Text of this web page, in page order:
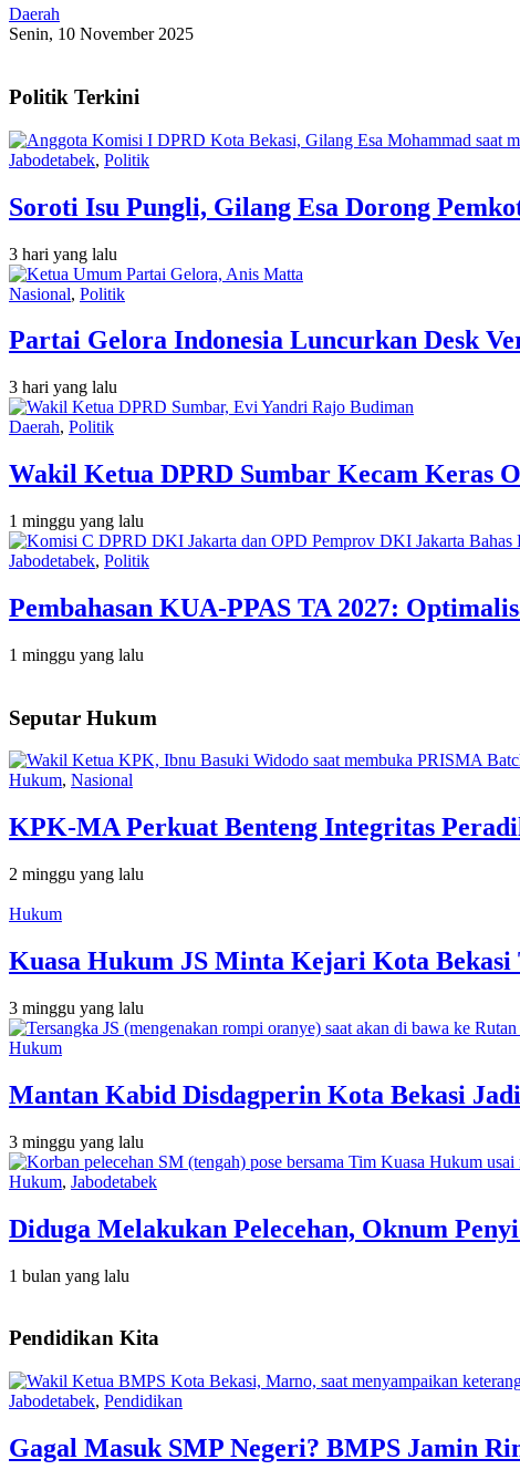
Daerah
Senin, 10 November 2025
Politik Terkini
Jabodetabek, Politik
Soroti Isu Pungli, Gilang Esa Dorong
3 hari yang lalu
Nasional, Politik
Partai Gelora Indonesia Luncurkan Desk
3 hari yang lalu
Daerah, Politik
Wakil Ketua DPRD Sumbar Kecam
1 minggu yang lalu
Jabodetabek, Politik
Pembahasan KUA-PPAS TA 2027:
1 minggu yang lalu
Seputar Hukum
Hukum, Nasional
KPK-MA Perkuat Benteng Integritas
2 minggu yang lalu
Hukum
Kuasa Hukum JS Minta Kejari Kota
3 minggu yang lalu
Hukum
Mantan Kabid Disdagperin Kota Bekasi
3 minggu yang lalu
Hukum, Jabodetabek
Diduga Melakukan Pelecehan, Oknum
1 bulan yang lalu
Pendidikan Kita
Jabodetabek, Pendidikan
Gagal Masuk SMP Negeri? BMPS Jamin